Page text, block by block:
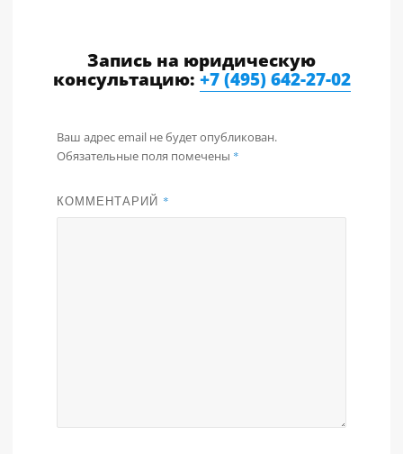
Запись на юридическую
консультацию: +7 (495) 642-27-02
Ваш адрес email не будет опубликован.
Обязательные поля помечены *
КОММЕНТАРИЙ *